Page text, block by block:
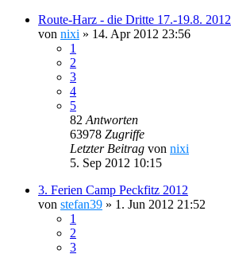
Route-Harz - die Dritte 17.-19.8. 2012
von nixi » 14. Apr 2012 23:56
1
2
3
4
5
82 Antworten
63978 Zugriffe
Letzter Beitrag von nixi
5. Sep 2012 10:15
3. Ferien Camp Peckfitz 2012
von stefan39 » 1. Jun 2012 21:52
1
2
3